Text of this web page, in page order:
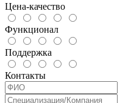
Цена-качество
Функционал
Поддержка
Контакты